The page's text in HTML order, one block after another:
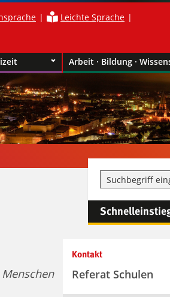
Leichte Sprache
Arbeit · Bildung ·
Kontakt
Referat Schulen